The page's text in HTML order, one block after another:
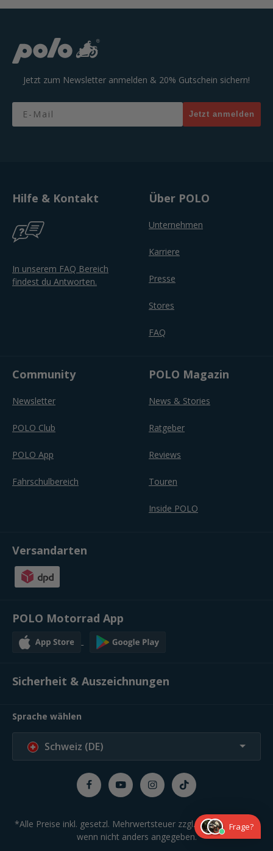
Jetzt zum Newsletter anmelden & 20% Gutschein sichern!
Email
Jetzt anmelden
Hilfe & Kontakt
In unserem FAQ Bereich
findest du Antworten.
Über POLO
Unternehmen
Karriere
Presse
Stores
FAQ
Community
Newsletter
POLO Club
POLO App
Fahrschulbereich
POLO Magazin
News & Stories
Ratgeber
Reviews
Touren
Inside POLO
Versandarten
POLO Motorrad App
Sicherheit & Auszeichnungen
Sprache wählen
Schweiz (DE)
*Alle Preise inkl. gesetzl. Mehrwertsteuer zzgl. Versandkosten
wenn nicht anders angegeben.
Frage?